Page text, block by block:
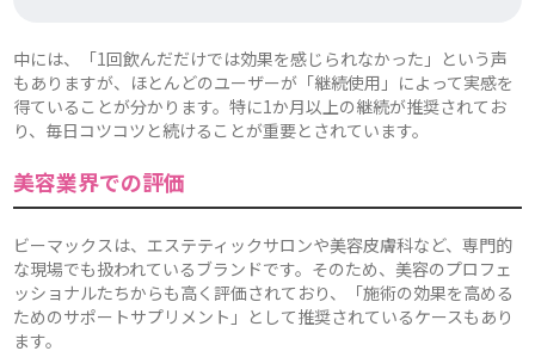
中には、「1回飲んだだけでは効果を感じられなかった」という声
もありますが、ほとんどのユーザーが「継続使用」によって実感を
得ていることが分かります。特に1か月以上の継続が推奨されてお
り、毎日コツコツと続けることが重要とされています。
美容業界での評価
ビーマックスは、エステティックサロンや美容皮膚科など、専門的
な現場でも扱われているブランドです。そのため、美容のプロフェ
ッショナルたちからも高く評価されており、「施術の効果を高める
ためのサポートサプリメント」として推奨されているケースもあり
ます。